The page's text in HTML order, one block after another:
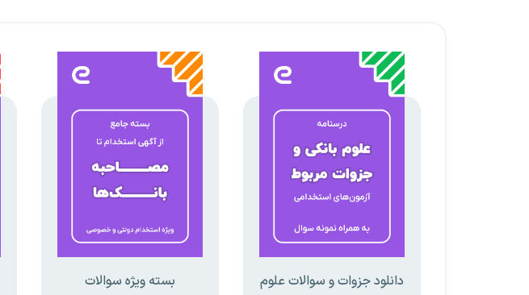
دانلود جزوات و سوالات علوم
بسته ویژه سوالات